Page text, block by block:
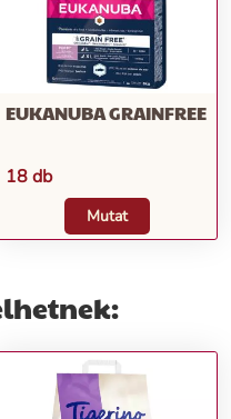
EUKANUBA GRAINFREE
18 db
Mutat